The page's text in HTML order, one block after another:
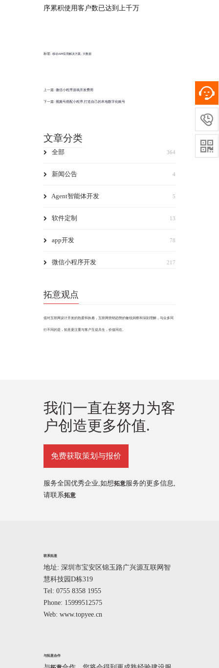
序累积使用客户数已达到上千万
标签: 移动APP应用解决方案 大数据
上一篇: 微信小程序游戏开发费用
下一篇: 视频号搭配小程序,打造自己的本地数字化账号
文章分类
全部 364
新闻公告 4
Agent智能体开发 5
软件定制 13
app开发 78
微信小程序开发 217
拓意观点
借对互联网设计开发的热爱和执着，互联网营销趋势的敏锐洞察和深刻理解，与众多同
行不同的是，拓意更注重与客户互促共生，价值同在。
我们一直在努力为客
户创造更多价值.
免费获取策划与报价
服务全国优秀企业,如想拓意服务的更多信息,
请联系拓意
联系拓意
地址: 深圳市宝安区锦玉路广兴源互联网智
慧科技园D栋319
Tel: 0755 8358 1955
Phone: 15999512575
Web: www.topyee.cn
与拓意合作

